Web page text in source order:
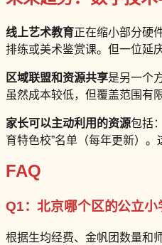
线上艺术教育正在缩小部分硬
排练或美术鉴赏课。但一位延
区域联盟和资源共享是另一个
虽然成本较低，但覆盖范围有
家长可以主动利用的资源包括
育特色校”名单（每年更新）。
FAQ
Q1：北京哪个区的公立小
根据生均经费、金帆团数量和